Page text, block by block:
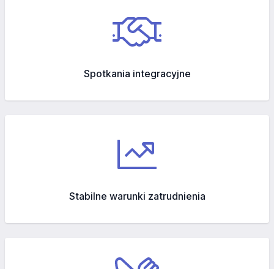
Spotkania integracyjne
Stabilne warunki zatrudnienia